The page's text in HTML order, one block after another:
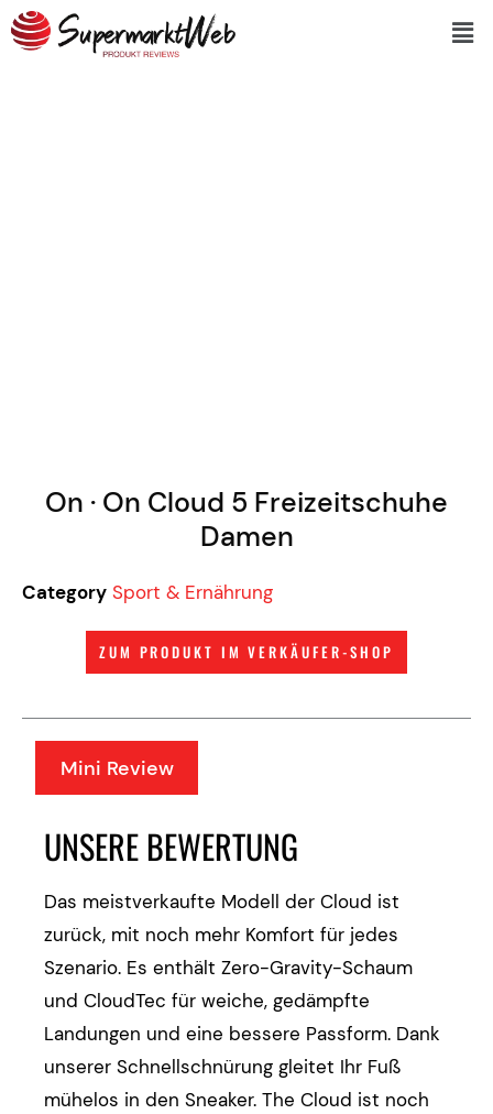
On · On Cloud 5 Freizeitschuhe
Damen
Category Sport & Ernährung
ZUM PRODUKT IM VERKÄUFER-SHOP
Mini Review
UNSERE BEWERTUNG
Das meistverkaufte Modell der Cloud ist
zurück, mit noch mehr Komfort für jedes
Szenario. Es enthält Zero-Gravity-Schaum
und CloudTec für weiche, gedämpfte
Landungen und eine bessere Passform. Dank
unserer Schnellschnürung gleitet Ihr Fuß
mühelos in den Sneaker. The Cloud ist noch